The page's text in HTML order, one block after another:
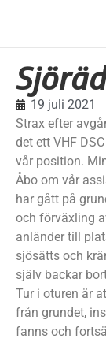
19 juli 2021
Strax efter
det ett VHF
vår position.
Åbo om vår
har gått på
och förväxling
anländer till
sjösätts och
själv backar
Tur i oturen är
från grundet,
fanns och